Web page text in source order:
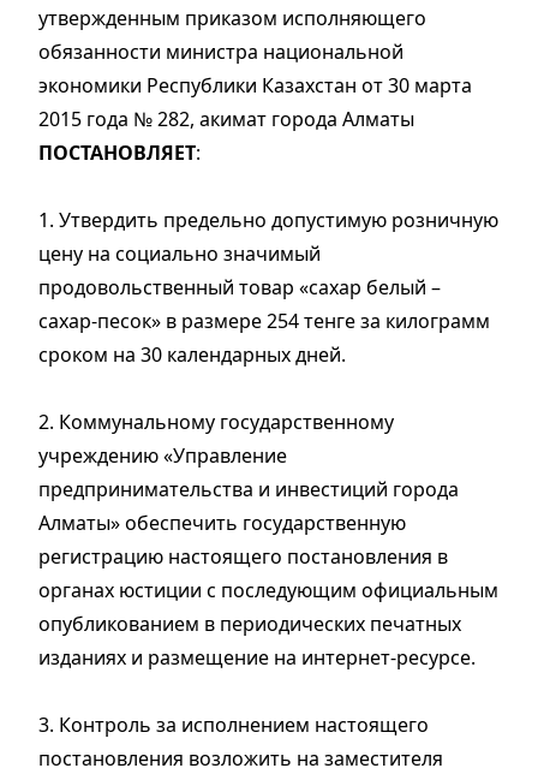
утвержденным приказом исполняющего
обязанности министра национальной
экономики Республики Казахстан от 30 марта
2015 года № 282, акимат города Алматы
ПОСТАНОВЛЯЕТ:
1. Утвердить предельно допустимую розничную
цену на социально значимый
продовольственный товар «сахар белый –
сахар-песок» в размере 254 тенге за килограмм
сроком на 30 календарных дней.
2. Коммунальному государственному
учреждению «Управление
предпринимательства и инвестиций города
Алматы» обеспечить государственную
регистрацию настоящего постановления в
органах юстиции с последующим официальным
опубликованием в периодических печатных
изданиях и размещение на интернет-ресурсе.
3. Контроль за исполнением настоящего
постановления возложить на заместителя